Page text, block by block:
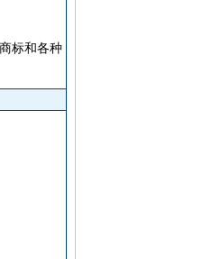
标和各种